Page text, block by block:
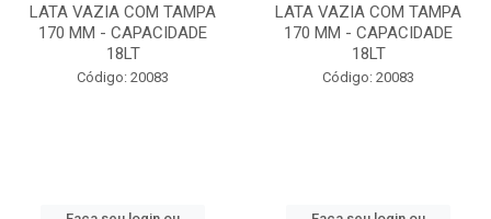
LATA VAZIA COM TAMPA
170 MM - CAPACIDADE
18LT
Código: 20083
LATA VAZIA COM TAMPA
170 MM - CAPACIDADE
18LT
Código: 20083